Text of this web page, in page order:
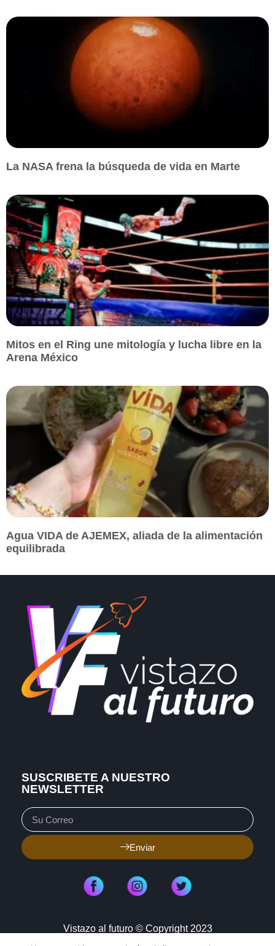
La NASA frena la búsqueda de vida en Marte
Mitos en el Ring une mitología y lucha libre en la
Arena México
Agua VIDA de AJEMEX, aliada de la alimentación
equilibrada
SUSCRIBETE A NUESTRO
NEWSLETTER
Enviar
Vistazo al futuro © Copyright 2023